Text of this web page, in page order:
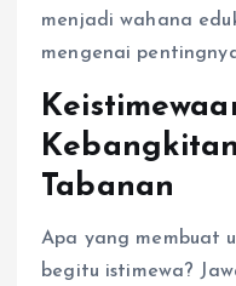
menjadi wahana
mengenai
Tabanan
Apa yang membuat
begitu istimewa?